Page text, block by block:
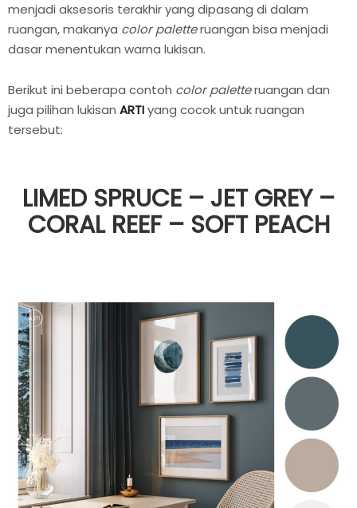
menjadi aksesoris terakhir yang dipasang di dalam
ruangan, makanya color paletteruangan bisa menjadi
dasar menentukan warna lukisan.
Berikut ini beberapa contoh color paletteruangan dan
juga pilihan lukisan ARTIyang cocok untuk ruangan
tersebut:
LIMED SPRUCE – JET GREY –
CORAL REEF – SOFT PEACH